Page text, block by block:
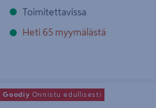
Toimitettavissa
Heti 65 myymälästä
Aurinkotuoli Goodiy Mallorca
harmaa
Goodiy Onnistu edullisesti